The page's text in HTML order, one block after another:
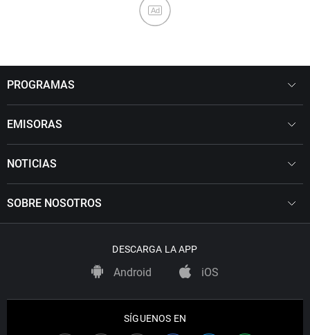
Ad
PROGRAMAS
EMISORAS
NOTICIAS
SOBRE NOSOTROS
DESCARGA LA APP
Android iOS
SÍGUENOS EN